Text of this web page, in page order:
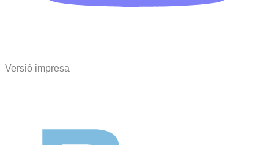
Versió impresa